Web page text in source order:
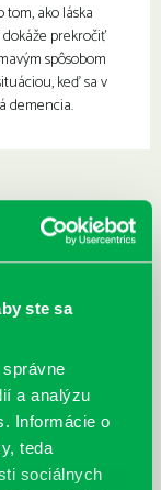
ste sa
a analýzu
Informácie o
teda
sociálnych
ako láska
prekročiť
spôsobom
keď sa v
demencia.